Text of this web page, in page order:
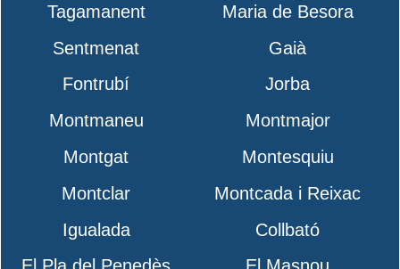
Tagamanent
Maria de Besora
Sentmenat
Gaià
Fontrubí
Jorba
Montmaneu
Montmajor
Montgat
Montesquiu
Montclar
Montcada i Reixac
Igualada
Collbató